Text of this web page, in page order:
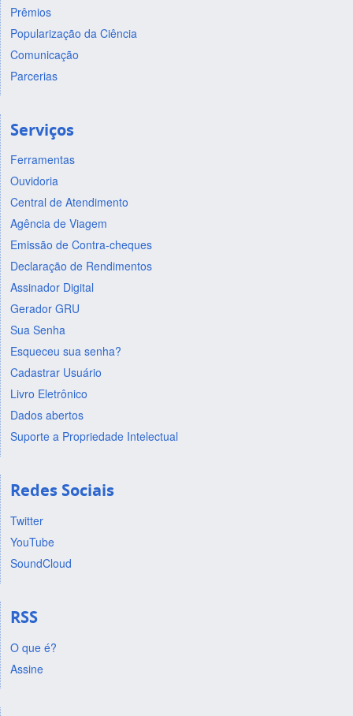
Prêmios
Popularização da Ciência
Comunicação
Parcerias
Serviços
Ferramentas
Ouvidoria
Central de Atendimento
Agência de Viagem
Emissão de Contra-cheques
Declaração de Rendimentos
Assinador Digital
Gerador GRU
Sua Senha
Esqueceu sua senha?
Cadastrar Usuário
Livro Eletrônico
Dados abertos
Suporte a Propriedade Intelectual
Redes Sociais
Twitter
YouTube
SoundCloud
RSS
O que é?
Assine